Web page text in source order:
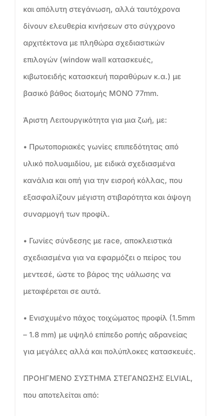
και απόλυτη στεγάνωση, αλλά ταυτόχρονα
δίνουν ελευθερία κινήσεων στο σύγχρονο
αρχιτέκτονα με πληθώρα σχεδιαστικών
επιλογών (window wall κατασκευές,
κιβωτοειδής κατασκευή παραθύρων κ.α.) με
βασικό βάθος διατομής MONO 77mm.
Άριστη Λειτουργικότητα για μια ζωή, με:
• Πρωτοποριακές γωνίες επιπεδότητας από
υλικό πολυαμιδίου, με ειδικά σχεδιασμένα
κανάλια και οπή για την εισροή κόλλας, που
εξασφαλίζουν μέγιστη στιβαρότητα και άψογη
συναρμογή των προφίλ.
• Γωνίες σύνδεσης με race, αποκλειστικά
σχεδιασμένα για να εφαρμόζει ο πείρος του
μεντεσέ, ώστε το βάρος της υάλωσης να
μεταφέρεται σε αυτά.
• Ενισχυμένο πάχος τοιχώματος προφίλ (1.5mm
– 1.8 mm) με υψηλό επίπεδο ροπής αδρανείας
για μεγάλες αλλά και πολύπλοκες κατασκευές.
ΠΡΟΗΓΜΕΝΟ ΣΥΣΤΗΜΑ ΣΤΕΓΑΝΩΣΗΣ ELVIAL,
που αποτελείται από: